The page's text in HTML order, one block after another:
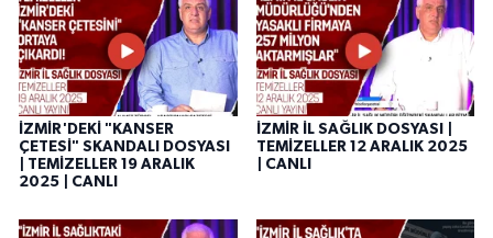
İZMİR'DEKİ "KANSER
ÇETESİ" SKANDALI DOSYASI
| TEMİZELLER 19 ARALIK
2025 | CANLI
İZMİR İL SAĞLIK DOSYASI |
TEMİZELLER 12 ARALIK 2025
| CANLI